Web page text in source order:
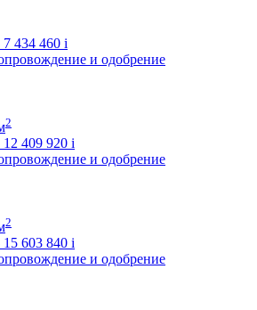
7 434 460 i
и одобрение
2
12 409 920 i
и одобрение
2
603 840 i
и одобрение